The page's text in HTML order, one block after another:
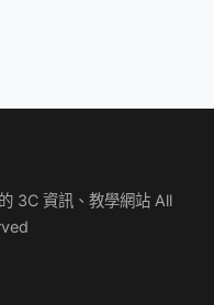
3C 資訊、教學網站 All